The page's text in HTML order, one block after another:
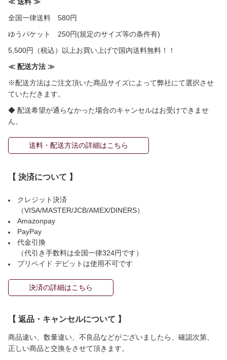
全国一律送料 580円
ゆうパケット 250円(規定のサイズ等の条件有)
5,500円（税込）以上お買い上げで国内送料無料！！
≪ 配送方法 ≫
※配送方法はご注文頂いた商品サイズによって弊社にて選択させ
ていただきます。
◆ 配送希望が通らなかった場合のキャンセルはお受けできませ
ん。
送料・配送方法の詳細はこちら
【 決済について 】
クレジット決済
（VISA/MASTER/JCB/AMEX/DINERS）
Amazonpay
PayPay
代金引換
（代引き手数料は全国一律324円です）
プリペイド デビットは使用不可です
決済の詳細はこちら
【 返品・キャンセルについて 】
商品違い、数量違い、不良品などがございましたら、確認次第、
正しい商品と交換をさせて頂きます。